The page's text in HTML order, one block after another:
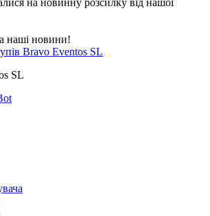
на новинну розсилку від нашої
наші новини!
SL